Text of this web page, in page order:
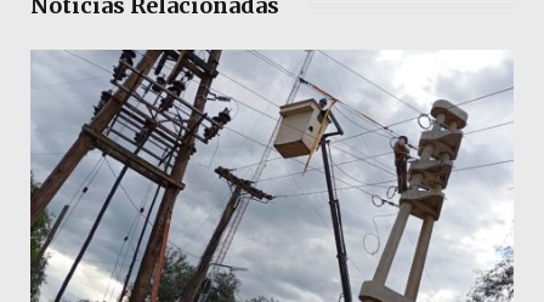
Noticias Relacionadas